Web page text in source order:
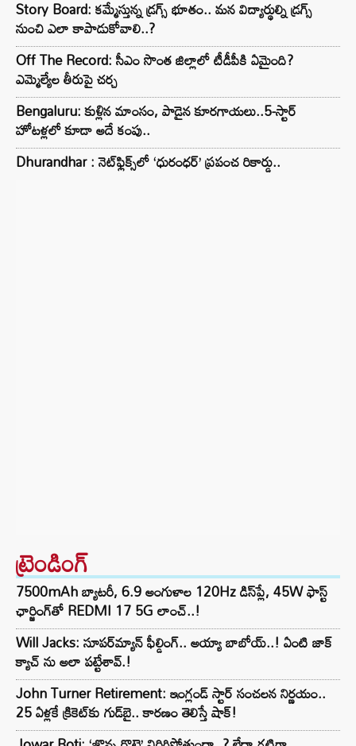
Story Board: కమ్మేస్తున్న డ్రగ్స్ భూతం.. మన విద్యార్థుల్ని డ్రగ్స్
నుంచి ఎలా కాపాడుకోవాలి..?
Off The Record: సీఎం సొంత జిల్లాలో టీడీపీకి ఏమైంది?
ఎమ్మెల్యేల తీరుపై చర్చ
Bengaluru: కుళ్లిన మాంసం, పాడైన కూరగాయలు..5-స్టార్
హోటళ్లలో కూడా అదే కంపు..
Dhurandhar : నెట్‌ఫ్లిక్స్‌లో ‘ధురంధర్’ ప్రపంచ రికార్డు..
ట్రెండింగ్‌
7500mAh బ్యాటరీ, 6.9 అంగుళాల 120Hz డిస్‌ప్లే, 45W ఫాస్ట్
ఛార్జింగ్‌తో REDMI 17 5G లాంచ్..!
Will Jacks: సూపర్‌మ్యాన్ ఫీల్డింగ్.. అయ్యా బాబోయ్..! ఏంటి జాక్
క్యాచ్ ను అలా పట్టేశావ్.!
John Turner Retirement: ఇంగ్లండ్ స్టార్ సంచలన నిర్ణయం..
25 ఏళ్లకే క్రికెట్‌కు గుడ్‌బై.. కారణం తెలిస్తే షాక్!